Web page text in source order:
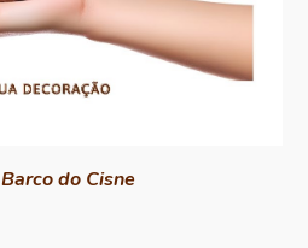
Barco do Cisne